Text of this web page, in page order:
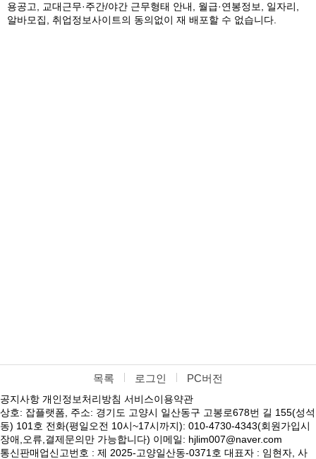
용공고, 교대근무·주간/야간 근무형태 안내, 월급·연봉정보, 일자리,
알바모집, 취업정보사이트의 동의없이 재 배포할 수 없습니다.
목록 로그인 PC버전
공지사항 개인정보처리방침 서비스이용약관
상호: 잡플랫폼, 주소: 경기도 고양시 일산동구 고봉로678번 길 155(성석
동) 101호 전화(평일오전 10시~17시까지): 010-4730-4343(회원가입시
장애,오류,결제문의만 가능합니다) 이메일: hjlim007@naver.com
통신판매업신고번호 : 제 2025-고양일산동-0371호 대표자 : 임현자, 사